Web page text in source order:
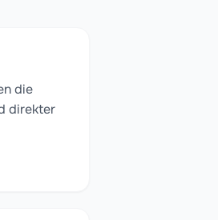
die
direkter